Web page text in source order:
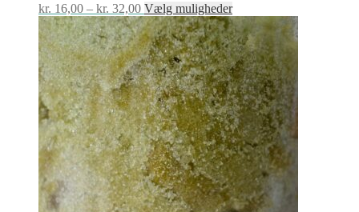
kr. 16,00 – kr. 32,00Prisinterval:
kr. 16,00
til
kr. 32,00
Vælg mulighederDette
vare
har
flere
varianter.
Mulighederne
kan
vælges
på
varesiden